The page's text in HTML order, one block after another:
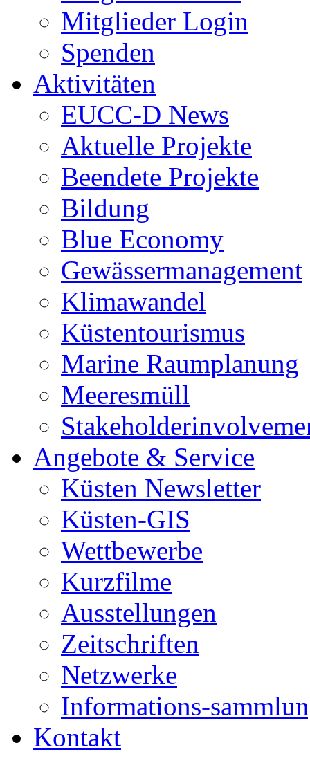
Mitglieder Login
Spenden
Aktivitäten
EUCC-D News
Aktuelle Projekte
Beendete Projekte
Bildung
Blue Economy
Gewässermanagement
Klimawandel
Küstentourismus
Marine Raumplanung
Meeresmüll
Angebote & Service
Küsten Newsletter
Küsten-GIS
Wettbewerbe
Kurzfilme
Ausstellungen
Zeitschriften
Netzwerke
Informations-
Kontakt